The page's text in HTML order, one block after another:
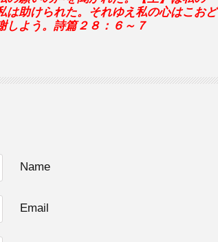
は助けられた。それゆえ私の心はこおど
しよう。詩篇２８：６～７
Name
Email